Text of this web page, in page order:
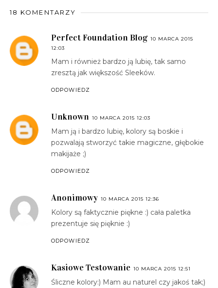
18 KOMENTARZY
Perfect Foundation Blog 10 MARCA 2015
12:03
Mam i również bardzo ją lubię, tak samo
zresztą jak większość Sleeków.
ODPOWIEDZ
Unknown 10 MARCA 2015 12:03
Mam ją i bardzo lubię, kolory są boskie i
pozwalają stworzyć takie magiczne, głębokie
makijaże ;)
ODPOWIEDZ
Anonimowy 10 MARCA 2015 12:36
Kolory są faktycznie piękne :) cała paletka
prezentuje się pięknie :)
ODPOWIEDZ
Kasiowe Testowanie 10 MARCA 2015 12:51
Śliczne kolory:) Mam au naturel czy jakoś tak;)